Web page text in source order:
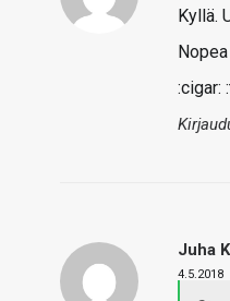
Kyllä.
:cigar:
Juha
4.5.2018